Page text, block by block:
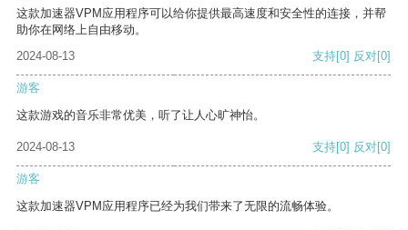
这款加速器VPM应用程序可以给你提供最高速度和安全性的连接，并帮
助你在网络上自由移动。
2024-08-13
支持[0] 反对[0]
游客
这款游戏的音乐非常优美，听了让人心旷神怡。
2024-08-13 支持[0] 反对[0]
游客
这款加速器VPM应用程序已经为我们带来了无限的流畅体验。